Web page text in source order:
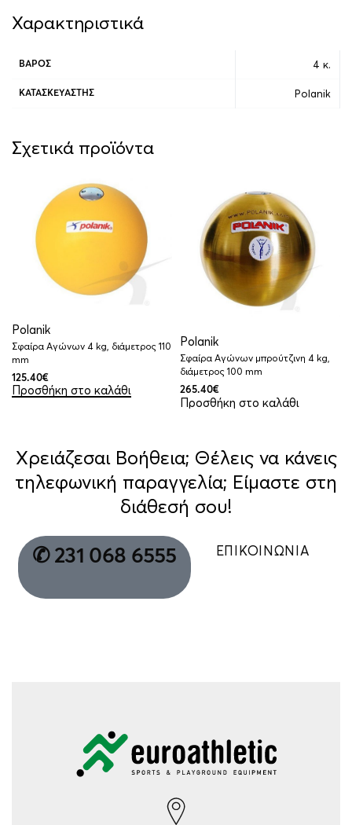
Χαρακτηριστικά
ΒΆΡΟΣ 4 κ.
ΚΑΤΑΣΚΕΥΑΣΤΉΣ Polanik
Σχετικά προϊόντα
Polanik
Σφαίρα Αγώνων 4 kg, διάμετρος 110
mm
125.40€
Προσθήκη στο καλάθι
Polanik
Σφαίρα Αγώνων μπρούτζινη 4 kg,
διάμετρος 100 mm
265.40€
Προσθήκη στο καλάθι
Χρειάζεσαι Βοήθεια; Θέλεις να κάνεις
τηλεφωνική παραγγελία; Είμαστε στη
διάθεσή σου!
✆ 231 068 6555 ΕΠΙΚΟΙΝΩΝΙΑ